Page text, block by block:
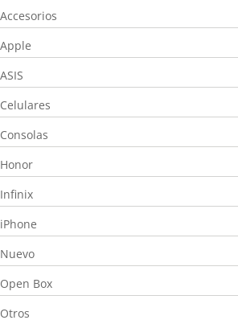
Accesorios
Apple
ASIS
Celulares
Consolas
Honor
Infinix
iPhone
Nuevo
Open Box
Otros